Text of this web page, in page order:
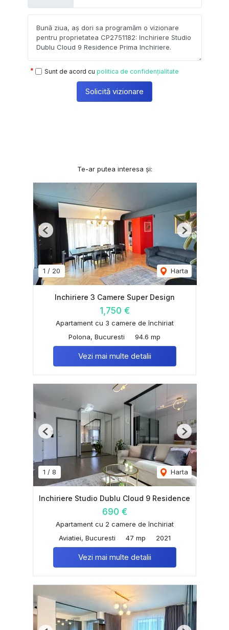
Sunt de acord cu politica de confidențialitate
Solicită vizionare
Te-ar putea interesa și:
1 / 20 Harta
Previous Next
Inchiriere 3 Camere Super Design
1,750 €
Apartament cu 3 camere de închiriat
Polona, Bucuresti
94.6 mp
Vezi mai multe detalii
1 / 8 Harta
Previous Next
Inchiriere Studio Dublu Cloud 9 Residence
690 €
Apartament cu 2 camere de închiriat
Aviatiei, Bucuresti
47 mp 2021
Vezi mai multe detalii